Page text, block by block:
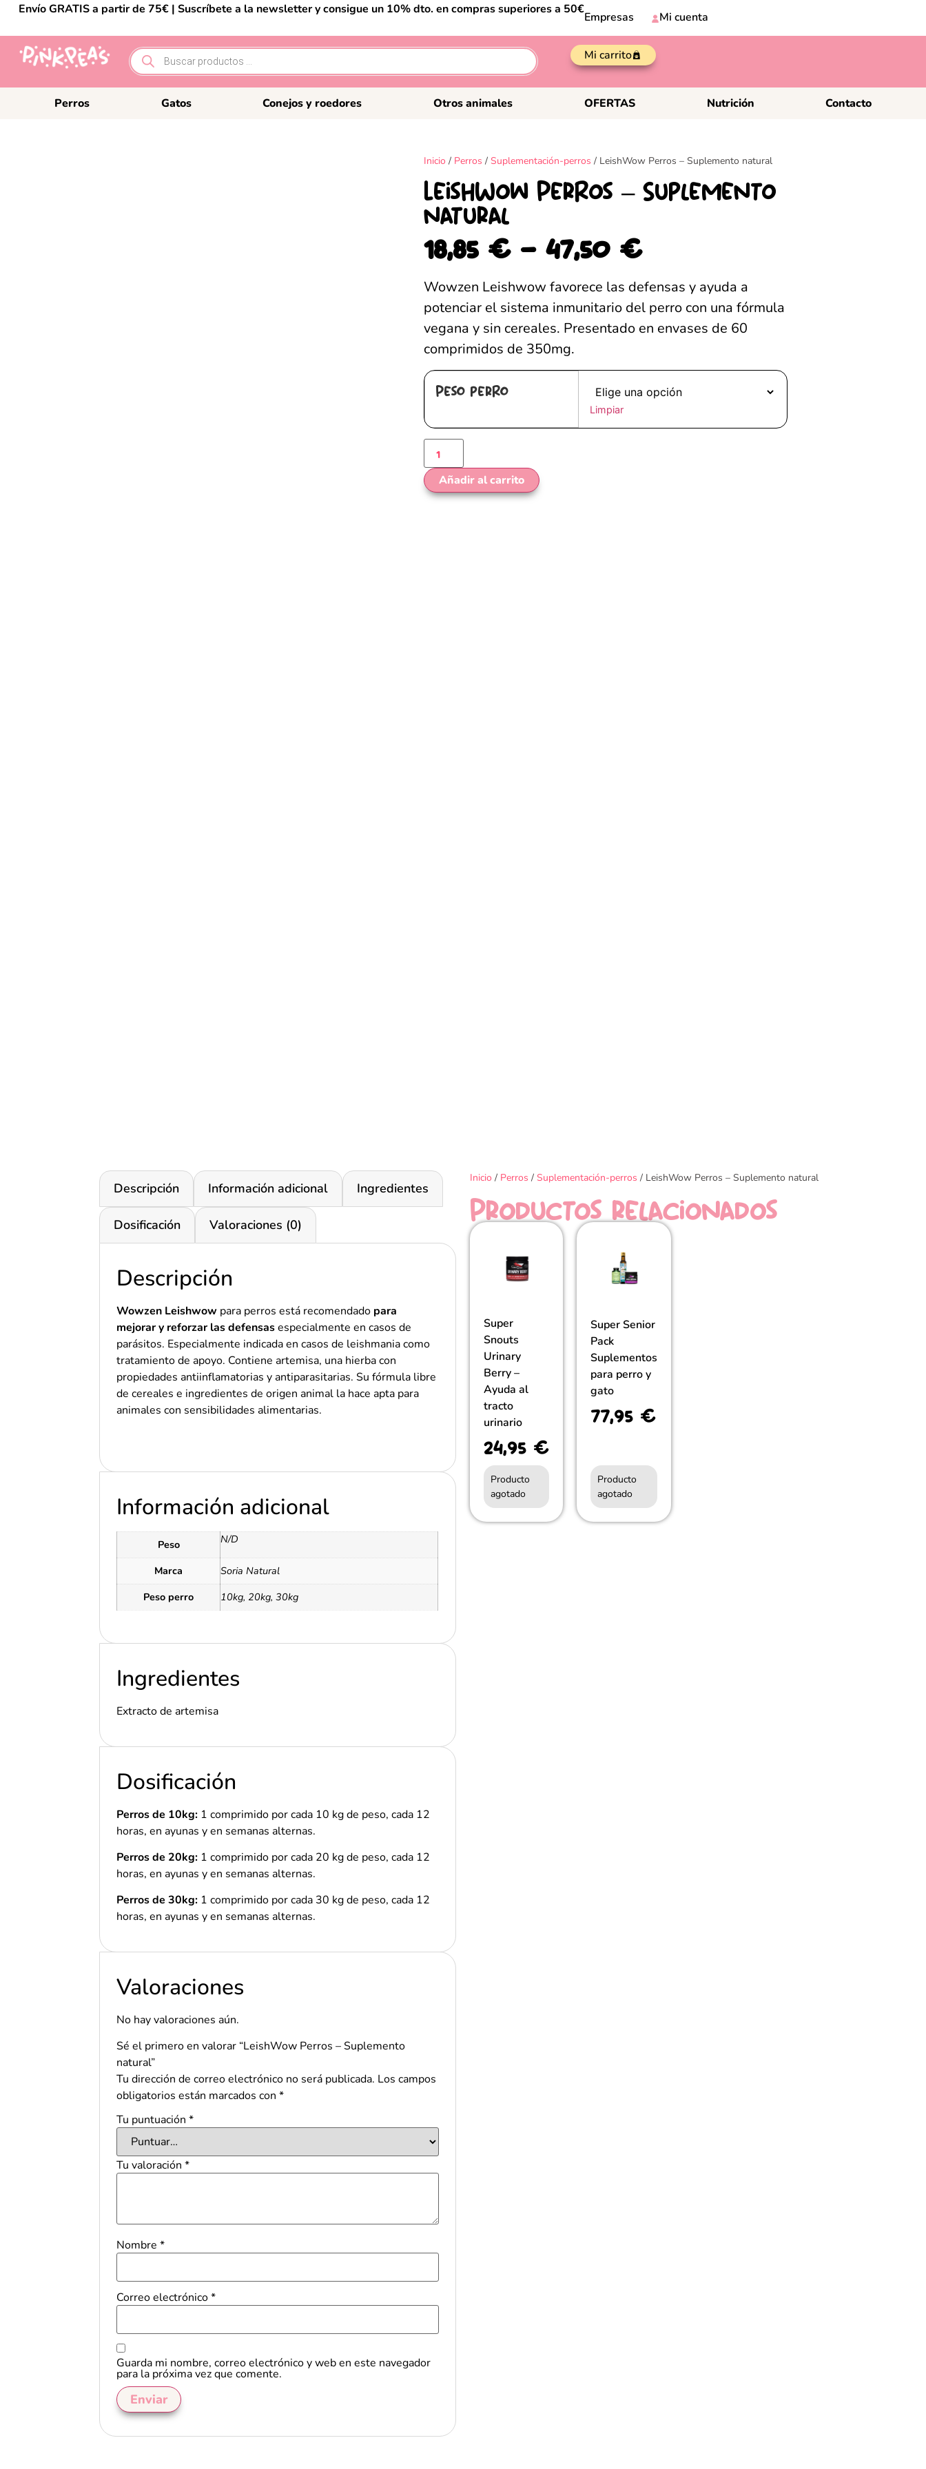
Envío GRATIS a partir de 75€ | Suscríbete a la newsletter y consigue un 10% dto. en compras superiores a 50€
Empresas Mi cuenta
Mi carrito
Perros Gatos Conejos y roedores Otros animales OFERTAS Nutrición Contacto
Inicio / Perros / Suplementación-perros / LeishWow Perros – Suplemento natural
LeishWow Perros – Suplemento
natural
18,85 € - 47,50 €
Wowzen Leishwow favorece las defensas y ayuda a
potenciar el sistema inmunitario del perro con una fórmula
vegana y sin cereales. Presentado en envases de 60
comprimidos de 350mg.
Peso perro
Limpiar
Añadir al carrito
Descripción Información adicional Ingredientes
Dosificación Valoraciones (0)
Descripción
Wowzen Leishwow para perros está recomendado para
mejorar y reforzar las defensasespecialmente en casos de
parásitos. Especialmente indicada en casos de leishmania como
tratamiento de apoyo. Contiene artemisa, una hierba con
propiedades antiinflamatorias y antiparasitarias. Su fórmula libre
de cereales e ingredientes de origen animal la hace apta para
animales con sensibilidades alimentarias.
Información adicional
Peso N/D
Marca
Soria Natural
Peso perro
10kg, 20kg, 30kg
Ingredientes
Extracto de artemisa
Dosificación
Perros de 10kg: 1 comprimido por cada 10 kg de peso, cada 12
horas, en ayunas y en semanas alternas.
Perros de 20kg: 1 comprimido por cada 20 kg de peso, cada 12
horas, en ayunas y en semanas alternas.
Perros de 30kg: 1 comprimido por cada 30 kg de peso, cada 12
horas, en ayunas y en semanas alternas.
Valoraciones
No hay valoraciones aún.
Sé el primero en valorar “LeishWow Perros – Suplemento
natural”
Tu dirección de correo electrónico no será publicada. Los campos
obligatorios están marcados con*
Tu puntuación*
Tu valoración*
Nombre*
Correo electrónico*
Guarda mi nombre, correo electrónico y web en este navegador
para la próxima vez que comente.
Inicio / Perros / Suplementación-perros / LeishWow Perros – Suplemento natural
Productos relacionados
Super
Snouts
Urinary
Berry –
Ayuda al
tracto
urinario
24,95 €
Super Senior
Pack
Suplementos
para perro y
gato
77,95 €